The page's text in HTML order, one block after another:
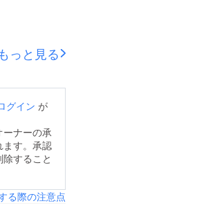
もっと見る
グイン が
ーナーの承
ます。承認
すること
る際の注意点